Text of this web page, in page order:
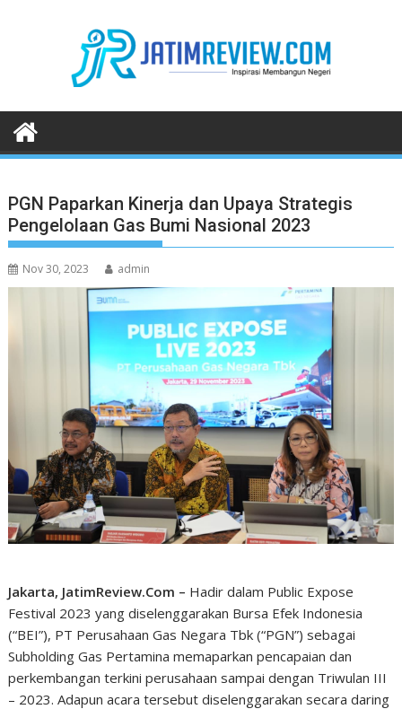
PGN Paparkan Kinerja dan Upaya Strategis
Pengelolaan Gas Bumi Nasional 2023
Nov 30, 2023 admin
Jakarta, JatimReview.Com – Hadir dalam Public Expose
Festival 2023 yang diselenggarakan Bursa Efek Indonesia
(“BEI”), PT Perusahaan Gas Negara Tbk (“PGN”) sebagai
Subholding Gas Pertamina memaparkan pencapaian dan
perkembangan terkini perusahaan sampai dengan Triwulan III
– 2023. Adapun acara tersebut diselenggarakan secara daring